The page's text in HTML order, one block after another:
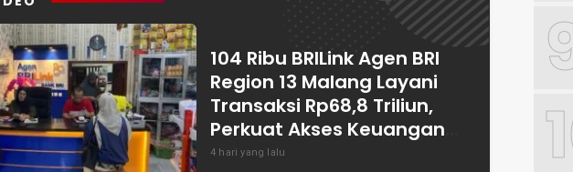
104 Ribu BRILink Agen BRI
Region 13 Malang Layani
Transaksi Rp68,8 Triliun,
Perkuat Akses Keuangan
Masyarakat
4 hari yang lalu
9